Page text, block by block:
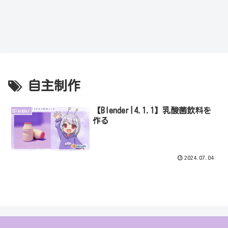
自主制作
Blender
【Blender|4.1.1】乳酸菌飲料を
作る
2024.07.04